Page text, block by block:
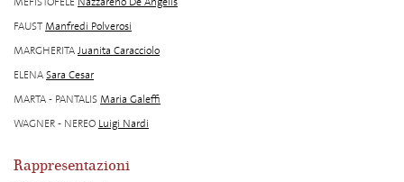
FAUSTManfredi Polverosi
MARGHERITAJuanita Caracciolo
ELENASara Cesar
MARTA - PANTALISMaria Galeffi
WAGNER - NEREO Luigi Nardi
Rappresentazioni